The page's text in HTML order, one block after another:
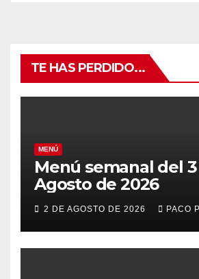
TE HAS PERDIDO...
MENÚ
Menú semanal del
Agosto de 2026
2 DE AGOSTO DE 2026 PACO